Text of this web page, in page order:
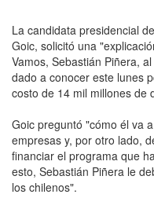
La candidata presidencial
Goic, solicitó una
Vamos, Sebastián Piñera,
dado a conocer este lunes
costo de 14 mil millones de
Goic preguntó "cómo él va
empresas y, por otro lado,
financiar el programa que
esto, Sebastián Piñera le
los chilenos".